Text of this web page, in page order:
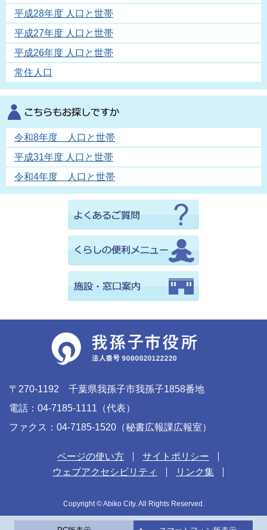
平成28年度 人口と世帯
平成27年度 人口と世帯
平成26年度 人口と世帯
常住人口
令和8年度 人口と世帯
平成31年度 人口と世帯
令和4年度 人口と世帯
〒270-1192 千葉県我孫子市我孫子1858番地
電話：04-7185-1111（代表）
ファクス：04-7185-1520（秘書広報課広報室）
ページの使い方
サイトポリシー
ウェブアクセシビリティ
リンク集
Copyright © Abiko City. All Rights Reserved.